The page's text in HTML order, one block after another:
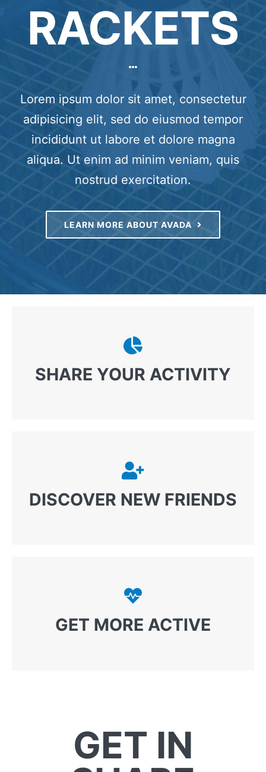
About
Pricing
TECH TIPS
Testimonials
Customer Portal
RACKETS
Lorem ipsum dolor sit amet, consectetur
adipisicing elit, sed do eiusmod tempor
incididunt ut labore et dolore magna
aliqua. Ut enim ad minim veniam, quis
nostrud exercitation.
LEARN MORE ABOUT AVADA
SHARE YOUR ACTIVITY
DISCOVER NEW FRIENDS
GET MORE ACTIVE
GET IN